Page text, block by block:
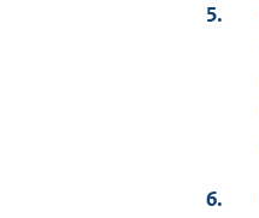
5.
6.